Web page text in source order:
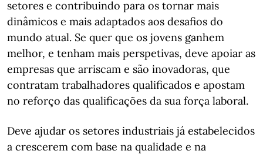
setores e contribuindo para os tornar mais
dinâmicos e mais adaptados aos desafios do
mundo atual. Se quer que os jovens ganhem
melhor, e tenham mais perspetivas, deve apoiar as
empresas que arriscam e são inovadoras, que
contratam trabalhadores qualificados e apostam
no reforço das qualificações da sua força laboral.
Deve ajudar os setores industriais já estabelecidos
a crescerem com base na qualidade e na